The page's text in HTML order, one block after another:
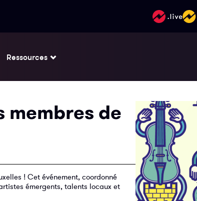
Ressources
membres de
! Cet événement, coordonné
émergents, talents locaux et